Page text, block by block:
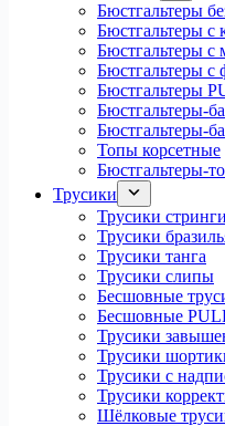
Бюстгальтеры
Бюстгальтеры с
Бюстгальтеры
Бюстгальтеры
Бюстгальтеры
Бюстгальтеры-
Бюстгальтеры-
Топы корсетные
Бюстгальтеры-
Трусики
Трусики стринги
Трусики
Трусики танга
Трусики слипы
Бесшовные
Бесшовные
Трусики
Трусики
Трусики с
Трусики
Шёлковые